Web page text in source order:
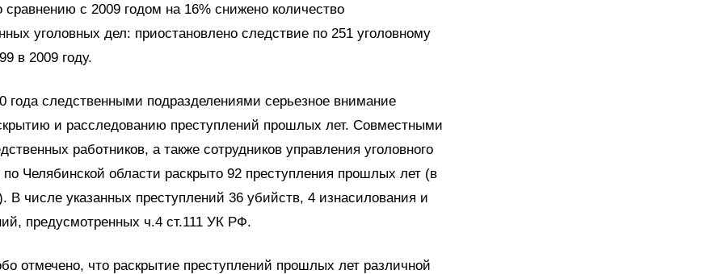
сравнению с 2009 годом на 16% снижено количество
уголовных дел: приостановлено следствие по 251 уголовному
в 2009 году.
года следственными подразделениями серьезное внимание
и расследованию преступлений прошлых лет. Совместными
работников, а также сотрудников управления уголовного
Челябинской области раскрыто 92 преступления прошлых лет (в
В числе указанных преступлений 36 убийств, 4 изнасилования и
предусмотренных ч.4 ст.111 УК РФ.
отмечено, что раскрытие преступлений прошлых лет различной